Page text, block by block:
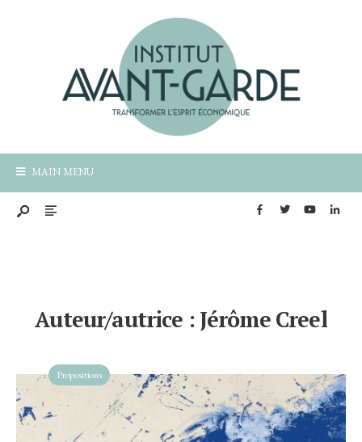
MAIN MENU
Auteur/autrice : Jérôme Creel
Propositions